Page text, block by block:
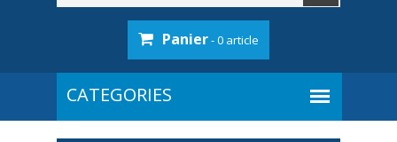
Panier- 0 article